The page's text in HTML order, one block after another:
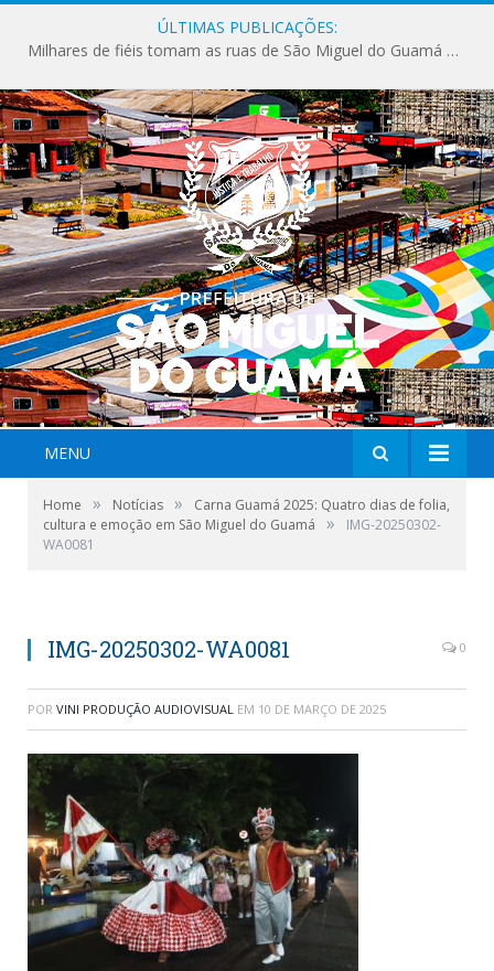
ÚLTIMAS PUBLICAÇÕES:
Milhares de fiéis tomam as ruas de São Miguel do Guamá em uma grande celebração de fé na Marcha para Jesus 2026.
MENU
Home » Notícias »
Carna Guamá 2025: Quatro dias de folia,
cultura e emoção em São Miguel do Guamá
»
IMG-20250302-
WA0081
IMG-20250302-WA0081 0
POR VINI PRODUÇÃO AUDIOVISUAL EM 10 DE MARÇO DE 2025